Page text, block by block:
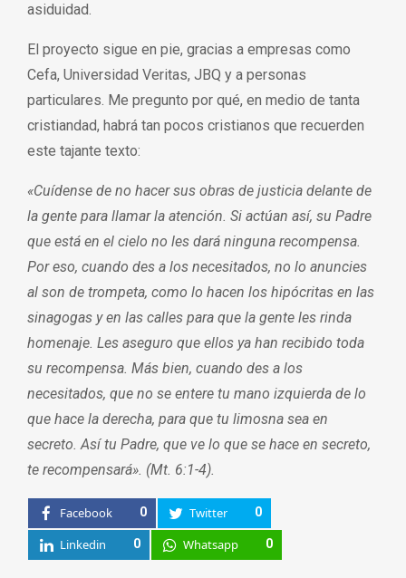
asiduidad.
El proyecto sigue en pie, gracias a empresas como
Cefa, Universidad Veritas, JBQ y a personas
particulares. Me pregunto por qué, en medio de tanta
cristiandad, habrá tan pocos cristianos que recuerden
este tajante texto:
«Cuídense de no hacer sus obras de justicia delante de
la gente para llamar la atención. Si actúan así, su Padre
que está en el cielo no les dará ninguna recompensa.
Por eso, cuando des a los necesitados, no lo anuncies
al son de trompeta, como lo hacen los hipócritas en las
sinagogas y en las calles para que la gente les rinda
homenaje. Les aseguro que ellos ya han recibido toda
su recompensa. Más bien, cuando des a los
necesitados, que no se entere tu mano izquierda de lo
que hace la derecha, para que tu limosna sea en
secreto. Así tu Padre, que ve lo que se hace en secreto,
te recompensará». (Mt. 6:1-4).
Facebook 0 Twitter 0
Linkedin 0 Whatsapp 0